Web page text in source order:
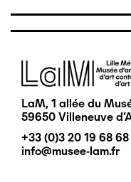
Image
LaM, 1 allée du
59650 Villeneuve
+33 (0)3 20 19 68 68
info@musee-lam.fr